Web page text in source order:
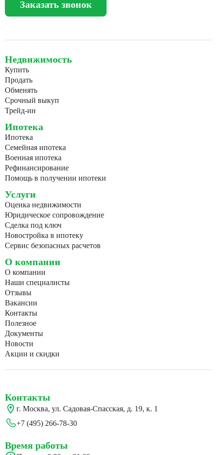
Заказать звонок
Недвижимость
Купить
Продать
Обменять
Срочный выкуп
Трейд-ин
Ипотека
Ипотека
Семейная ипотека
Военная ипотека
Рефинансирование
Помощь в получении ипотеки
Услуги
Оценка недвижимости
Юридическое сопровождение
Сделка под ключ
Новостройка в ипотеку
Сервис безопасных расчетов
О компании
О компании
Наши специалисты
Отзывы
Вакансии
Контакты
Полезное
Документы
Новости
Акции и скидки
Контакты
г. Москва, ул. Садовая-Спасская, д. 19, к. 1
+7 (495) 266-78-30
Время работы